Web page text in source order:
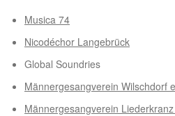
Musica 74
Nicodéchor Langebrück
Global Soundries
Männergesangverein Wilschdorf
Männergesangverein